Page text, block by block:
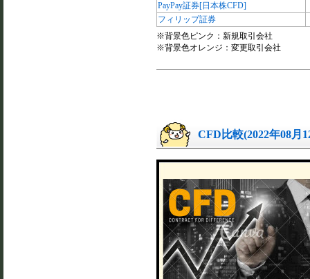
PayPay証券[日本株CFD]
フィリップ証券
※背景色ピンク：新規取引会社
※背景色オレンジ：変更取引会社
CFD比較(2022年08月